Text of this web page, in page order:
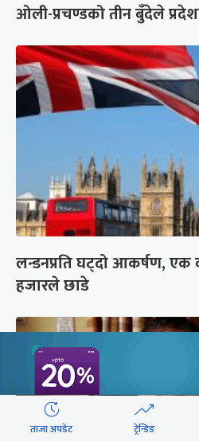
ओली-प्रचण्डको तीन बुँदेले
लन्डनप्रति घट्दो आकर्षण, एक
हजारले छाडे
ताजा अपडेट ट्रेन्डिङ